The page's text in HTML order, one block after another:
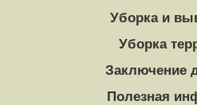
Уборка и
Уборка
Заключение
Полезная